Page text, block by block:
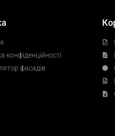
конфіденційності
фасадів